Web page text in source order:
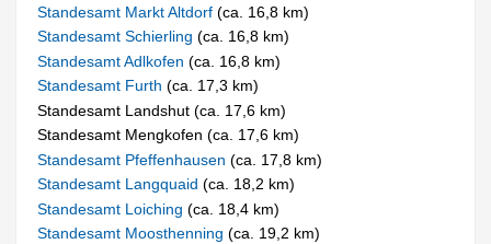
Standesamt Markt Altdorf(ca. 16,8 km)
Standesamt Schierling(ca. 16,8 km)
Standesamt Adlkofen(ca. 16,8 km)
Standesamt Furth(ca. 17,3 km)
Standesamt Landshut (ca. 17,6 km)
Standesamt Mengkofen (ca. 17,6 km)
Standesamt Pfeffenhausen(ca. 17,8 km)
Standesamt Langquaid(ca. 18,2 km)
Standesamt Loiching(ca. 18,4 km)
Standesamt Moosthenning(ca. 19,2 km)